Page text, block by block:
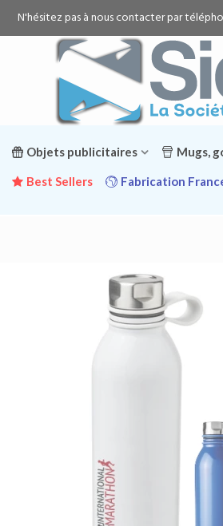
N'hésitez pas à nous contacter par
Objets publicitaires Mugs,
Best Sellers Fabrication